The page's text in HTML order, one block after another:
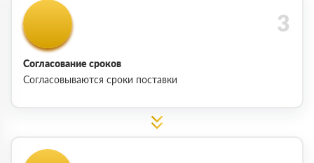
Согласование сроков
Согласовываются сроки поставки